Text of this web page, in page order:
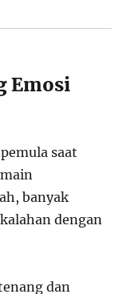
Emosi
saat
banyak
dengan
dan